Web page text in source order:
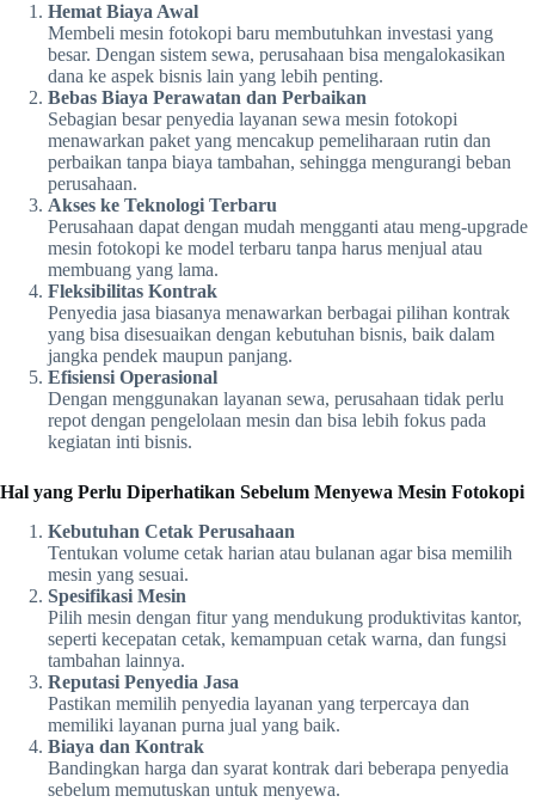
Hemat Biaya Awal
Membeli mesin fotokopi baru membutuhkan investasi yang
besar. Dengan sistem sewa, perusahaan bisa mengalokasikan
dana ke aspek bisnis lain yang lebih penting.
Bebas Biaya Perawatan dan Perbaikan
Sebagian besar penyedia layanan sewa mesin fotokopi
menawarkan paket yang mencakup pemeliharaan rutin dan
perbaikan tanpa biaya tambahan, sehingga mengurangi beban
perusahaan.
Akses ke Teknologi Terbaru
Perusahaan dapat dengan mudah mengganti atau meng-upgrade
mesin fotokopi ke model terbaru tanpa harus menjual atau
membuang yang lama.
Fleksibilitas Kontrak
Penyedia jasa biasanya menawarkan berbagai pilihan kontrak
yang bisa disesuaikan dengan kebutuhan bisnis, baik dalam
jangka pendek maupun panjang.
Efisiensi Operasional
Dengan menggunakan layanan sewa, perusahaan tidak perlu
repot dengan pengelolaan mesin dan bisa lebih fokus pada
kegiatan inti bisnis.
Hal yang Perlu Diperhatikan Sebelum Menyewa Mesin Fotokopi
Kebutuhan Cetak Perusahaan
Tentukan volume cetak harian atau bulanan agar bisa memilih
mesin yang sesuai.
Spesifikasi Mesin
Pilih mesin dengan fitur yang mendukung produktivitas kantor,
seperti kecepatan cetak, kemampuan cetak warna, dan fungsi
tambahan lainnya.
Reputasi Penyedia Jasa
Pastikan memilih penyedia layanan yang terpercaya dan
memiliki layanan purna jual yang baik.
Biaya dan Kontrak
Bandingkan harga dan syarat kontrak dari beberapa penyedia
sebelum memutuskan untuk menyewa.